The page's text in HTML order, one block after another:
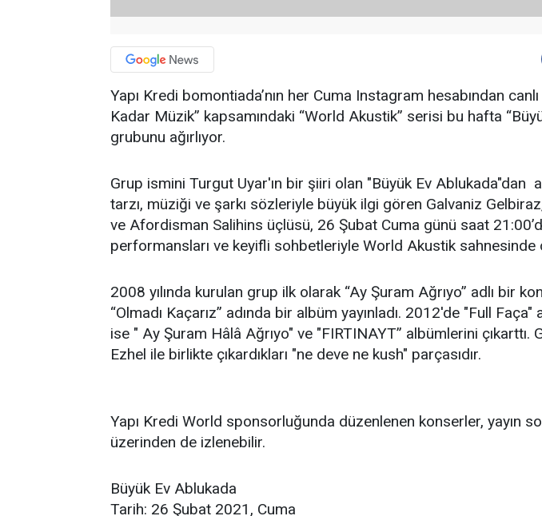
Yapı Kredi bomontiada’nın her Cuma Instagram hesabından canlı
Kadar Müzik” kapsamındaki “World Akustik” serisi bu hafta
grubunu ağırlıyor.
Grup ismini Turgut Uyar'ın bir şiiri olan "Büyük Ev Ablukada"dan
tarzı, müziği ve şarkı sözleriyle büyük ilgi gören Galvaniz
ve Afordisman Salihins üçlüsü, 26 Şubat Cuma günü saat
performansları ve keyifli sohbetleriyle World Akustik sahnesinde
2008 yılında kurulan grup ilk olarak “Ay Şuram Ağrıyo” adlı bir
“Olmadı Kaçarız” adında bir albüm yayınladı. 2012'de "Full
ise " Ay Şuram Hâlâ Ağrıyo" ve "FIRTINAYT” albümlerini çıkarttı.
Ezhel ile birlikte çıkardıkları "ne deve ne kush" parçasıdır.
Yapı Kredi World sponsorluğunda düzenlenen konserler, yayın
üzerinden de izlenebilir.
Büyük Ev Ablukada
Tarih: 26 Şubat 2021, Cuma